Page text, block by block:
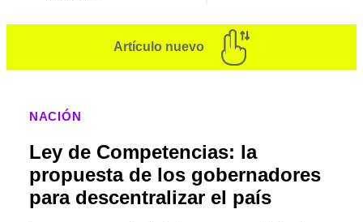
Artículo nuevo
NACIÓN
Ley de Competencias: la
propuesta de los gobernadores
para descentralizar el país